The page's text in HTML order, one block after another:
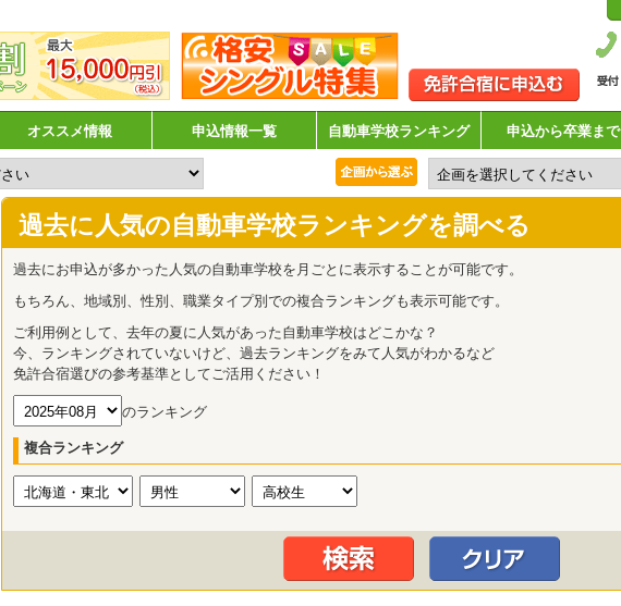
オススメ情報 申込情報一覧 自動車学校ランキング 申込から卒業まで
過去に人気の自動車学校ランキングを調べる
過去にお申込が多かった人気の自動車学校を月ごとに表示することが可能です。
もちろん、地域別、性別、職業タイプ別での複合ランキングも表示可能です。
ご利用例として、去年の夏に人気があった自動車学校はどこかな？
今、ランキングされていないけど、過去ランキングをみて人気がわかるなど
免許合宿選びの参考基準としてご活用ください！
のランキング
複合ランキング